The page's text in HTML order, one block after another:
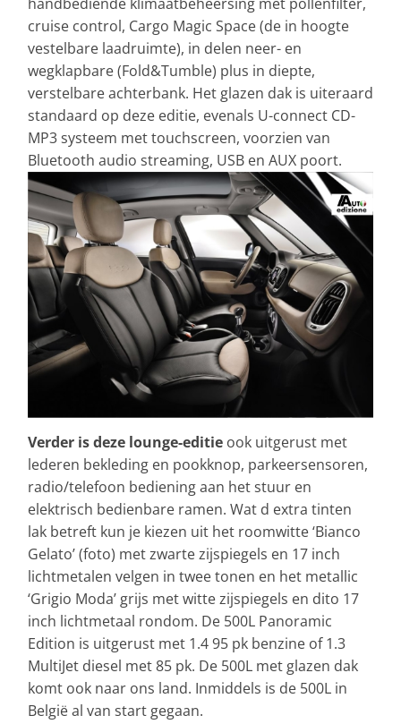
cruise control, Cargo Magic Space (de in hoogte
vestelbare laadruimte), in delen neer- en
wegklapbare (Fold&Tumble) plus in diepte,
verstelbare achterbank. Het glazen dak is uiteraard
standaard op deze editie, evenals U-connect CD-
MP3 systeem met touchscreen, voorzien van
Bluetooth audio streaming, USB en AUX poort.
Verder is deze lounge-editie ook uitgerust met
lederen bekleding en pookknop, parkeersensoren,
radio/telefoon bediening aan het stuur en
elektrisch bedienbare ramen. Wat d extra tinten
lak betreft kun je kiezen uit het roomwitte ‘Bianco
Gelato’ (foto) met zwarte zijspiegels en 17 inch
lichtmetalen velgen in twee tonen en het metallic
‘Grigio Moda’ grijs met witte zijspiegels en dito 17
inch lichtmetaal rondom. De 500L Panoramic
Edition is uitgerust met 1.4 95 pk benzine of 1.3
MultiJet diesel met 85 pk. De 500L met glazen dak
komt ook naar ons land. Inmiddels is de 500L in
België al van start gegaan.